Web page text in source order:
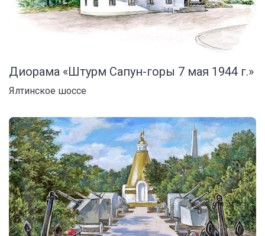
Диорама «Штурм Сапун-горы 7 мая 1944 г.»
Ялтинское шоссе